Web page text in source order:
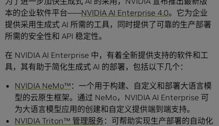
本的企业软件平台——NVIDIA AI Enterprise 4.0。它为企业
提供采用生成式 AI 所需的工具，同时提供了可靠的生产部署
所需的安全性和 API 稳定性。
在 NVIDIA AI Enterprise 中，有着全新提供支持的软件和工
具，其有助于简化生成式 AI 的部署，包括以下几个：
NVIDIA NeMo™ ：一个用于构建、自定义和部署大语言模
型的云原生框架。通过 NeMo，NVIDIA AI Enterprise 可
为大语言模型应用的创建和自定义提供端到端支持。
NVIDIA Triton™ 管理服务 ：可帮助实现生产部署的自动化